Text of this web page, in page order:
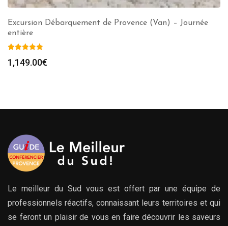
Excursion Débarquement de Provence (Van) – Journée
entière
1,149.00€
Le meilleur du Sud vous est offert par une équipe de
professionnels réactifs, connaissant leurs territoires et qui
se feront un plaisir de vous en faire découvrir les saveurs